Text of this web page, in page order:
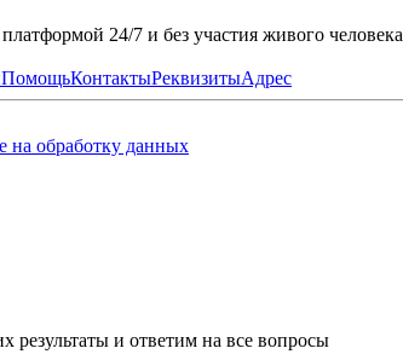
24/7 и без участия живого человека
ПомощьКонтактыРеквизитыАдрес
на обработку данных
и ответим на все вопросы